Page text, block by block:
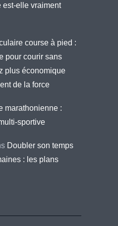
est-elle vraiment
course à pied :
pour courir sans
plus économique
de la force
marathonienne :
sportive
Doubler son temps
: les plans